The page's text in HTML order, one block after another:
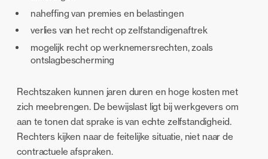
naheffing van premies en belastingen
verlies van het recht op zelfstandigenaftrek
mogelijk recht op werknemersrechten, zoals
ontslagbescherming
Rechtszaken kunnen jaren duren en hoge kosten met
zich meebrengen. De bewijslast ligt bij werkgevers om
aan te tonen dat sprake is van echte zelfstandigheid.
Rechters kijken naar de feitelijke situatie, niet naar de
contractuele afspraken.